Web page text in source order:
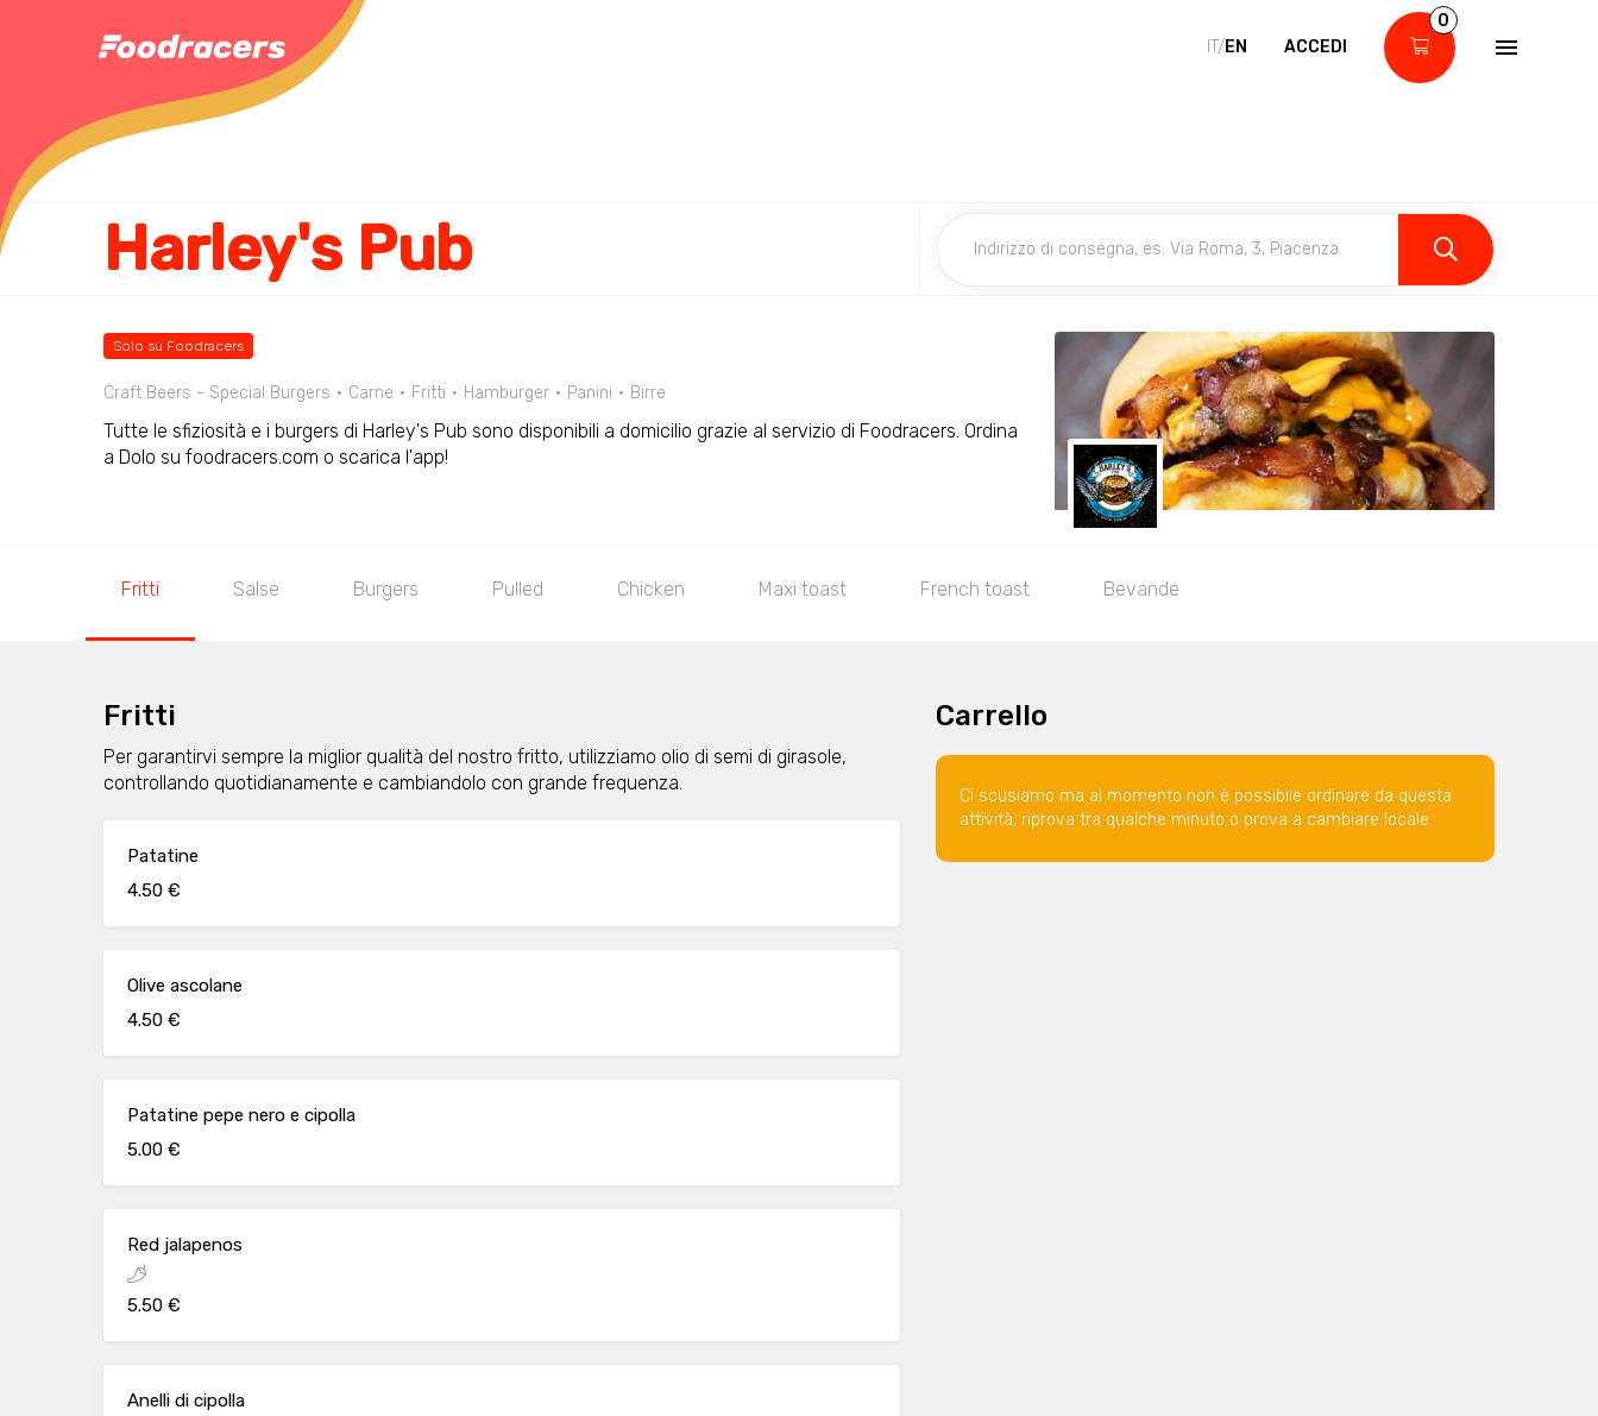
IT/EN ACCEDI
0
Harley's Pub
Solo su Foodracers
Craft Beers - Special Burgers Carne Fritti Hamburger Panini Birre
Tutte le sfiziosità e i burgers di Harley's Pub sono disponibili a domicilio grazie al servizio di Foodracers. Ordina
a Dolo su foodracers.com o scarica l'app!
Fritti Salse Burgers Pulled Chicken Maxi toast French toast Bevande
Fritti
Per garantirvi sempre la miglior qualità del nostro fritto, utilizziamo olio di semi di girasole,
controllando quotidianamente e cambiandolo con grande frequenza.
Patatine
4.50 €
Olive ascolane
4.50 €
Patatine pepe nero e cipolla
5.00 €
Red jalapenos
5.50 €
Anelli di cipolla
Carrello
Ci scusiamo ma al momento non è possibile ordinare da questa
attività, riprova tra qualche minuto o prova a cambiare locale.